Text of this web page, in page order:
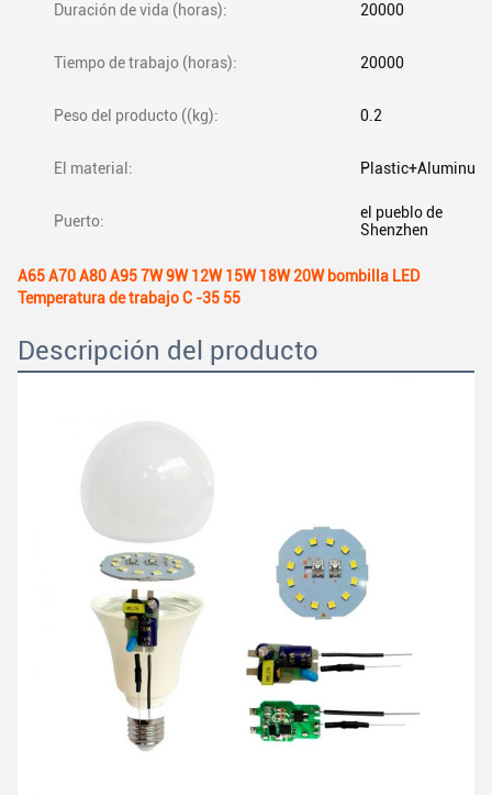
Duración de vida (horas): 20000
Tiempo de trabajo (horas): 20000
Peso del producto ((kg): 0.2
El material: Plastic+Aluminum
Puerto:
el pueblo de
Shenzhen
A65 A70 A80 A95 7W 9W 12W 15W 18W 20W bombilla LED
Temperatura de trabajo C -35 55
Descripción del producto